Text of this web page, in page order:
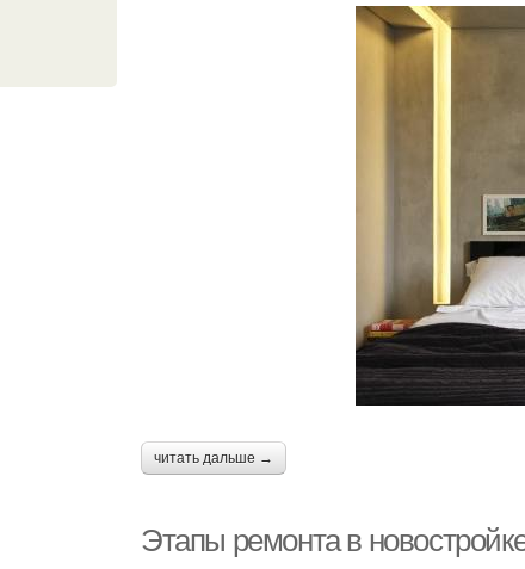
читать дальше →
Этапы ремонта в